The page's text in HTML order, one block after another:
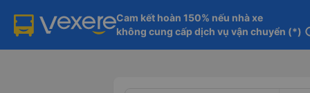
Cam kết hoàn 150% nếu nhà xe
không cung cấp dịch vụ vận chuyển (*)